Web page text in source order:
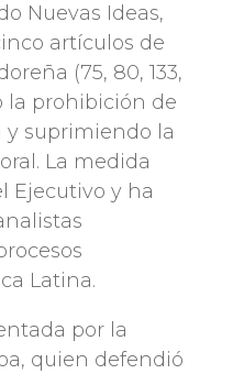
Nuevas Ideas,
artículos de
(75, 80, 133,
la prohibición de
suprimiendo la
La medida
Ejecutivo y ha
Latina.
por la
quien defendió